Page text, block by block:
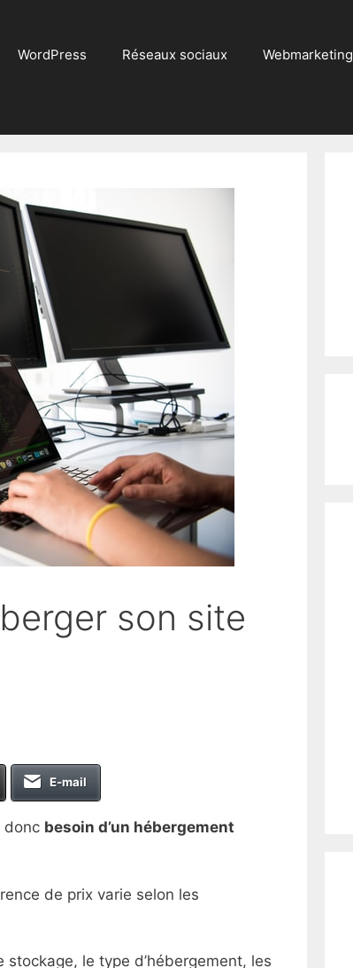
WordPress Réseaux sociaux Webmarketing
son site
E-mail
donc besoin d’un hébergement
de prix varie selon les
le type d’hébergement, les